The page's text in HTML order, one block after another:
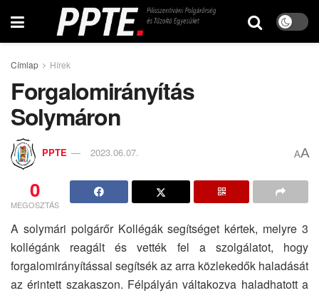
Címlap Hírek
Forgalomirányítás
Solymáron
PPTE 2023.06.07. AA
0
MEGOSZTÁS
A solymári polgárőr Kollégák segítséget kértek, melyre 3
kollégánk reagált és vették fel a szolgálatot, hogy
forgalomirányítással segítsék az arra közlekedők haladását
az érintett szakaszon. Félpályán váltakozva haladhatott a